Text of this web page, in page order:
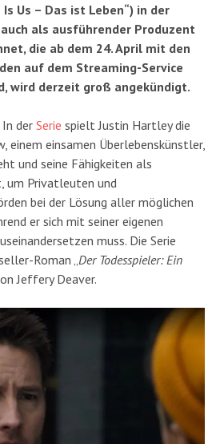
Us – Das ist Leben“) in der
als ausführender Produzent
die ab dem 24. April mit den
auf dem Streaming-Service
wird derzeit groß angekündigt.
In der Serie spielt Justin Hartley die
einem einsamen Überlebenskünstler,
und seine Fähigkeiten als
um Privatleuten und
bei der Lösung aller möglichen
er sich mit seiner eigenen
muss. Die Serie
Roman „ Der Todesspieler: Ein
Jeffery Deaver.